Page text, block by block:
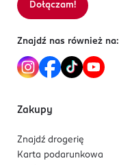
Sortowanie wg
Dołączam!
Znajdź nas również na:
Zakupy
Znajdź drogerię
Karta podarunkowa